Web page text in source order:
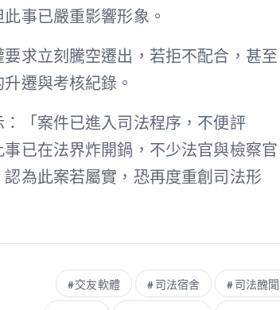
事已嚴重影響形象。
求立刻騰空遷出，若拒不配合，甚至
遷與考核紀錄。
「案件已進入司法程序，不便評
已在法界炸開鍋，不少法官與檢察官
為此案若屬實，恐再度重創司法形
交友軟體 司法宿舍 司法醜聞